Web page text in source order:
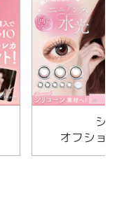
シ
オフショ